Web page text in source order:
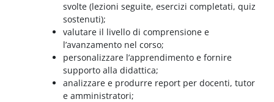
svolte (lezioni seguite, esercizi completati, quiz
sostenuti);
valutare il livello di comprensione e
l’avanzamento nel corso;
personalizzare l’apprendimento e fornire
supporto alla didattica;
analizzare e produrre report per docenti, tutor
e amministratori;